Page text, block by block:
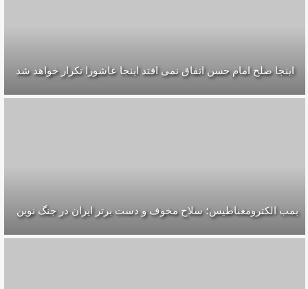
اينجا صلح امام حسن اتفاق نمى افتد اينجا عاشورا تكرار خواهد شد
بمب الکترومغناطیس؛ سلاح مخوف و دست برتر ایران در جنگ نوین